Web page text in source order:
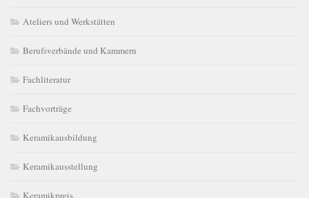
Ateliers und Werkstätten
Berufsverbände und Kammern
Fachliteratur
Fachvorträge
Keramikausbildung
Keramikausstellung
Keramikpreis